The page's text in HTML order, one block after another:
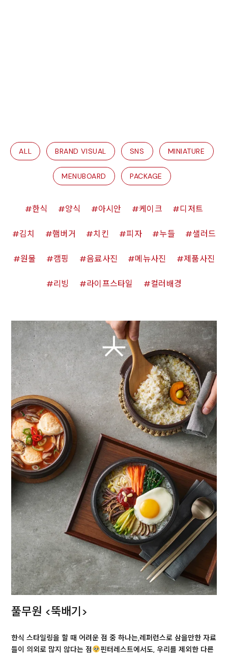
ALL BRAND VISUAL SNS MINIATURE
MENUBOARD PACKAGE
한식 양식 아시안 케이크 디저트
김치 햄버거 치킨 피자 누들 샐러드
원물 캠핑 음료사진 메뉴사진 제품사진
리빙 라이프스타일 컬러배경
풀무원 <뚝배기>
한식 스타일링을 할 때 어려운 점 중 하나는,레퍼런스로 삼을만한 자료
들이 의외로 많지 않다는 점
핀터레스트에서도, 우리를 제외한 다른